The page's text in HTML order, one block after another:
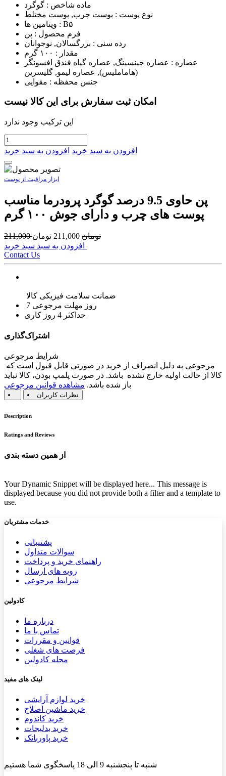
ماده شاخص : گوگرد
نوع پوست : پوست چرب, پوست مختلط
ویتامین ها : B۵
فرم محصول : پن
رده سنی : بزرگسالان, نوجوانان
مقدار : ۱۰۰ گرم
عصاره : عصاره جینسینگ, عصاره گیاه فندق افسونگر
(هاماملیس), عصاره لیمو, گلیسرین
جنس محفظه : مقوایی
امکان ثبت سفارش برای این کالا نیست
این ترکیب وجود ندارد
افزودن به سبد خرید افزودن به سبد خرید
ابزار مراقبت از پوست
پن حاوی 9.5 درصد گوگرد پرودرما مناسب
پوست های چرب و دارای جوش ۱۰۰ گرم
211,000 تومان 211,000 تومان
Contact Us
ضمانت سلامت فیزیکی کالا
7 روز مهلت مرجوعی
حداکثر 4 روز کاری
اشتراک‌گذاری
شرایط مرجوعی
کالا از حالت اولیه خارج نشده باشد. در صورت پلمپ بودن، کالا نباید
باز شده باشد. مشاهده قوانین مرجوعی
نظرات کاربران
Description
Ratings and Reviews
از همین دسته بندی
Your Dynamic Snippet will be displayed here... This message is
displayed because you did not provide both a filter and a template to
use.
خدمات مشتریان
پشتیب​​انی
سوالات متداول
راهنمای خرید و پرداخت
رویه های ارسال
شرایط مرجوعی
کادولین
درباره ما
تماس با ما
قوانین و مقررات
فرصت های شغلی
مجله کادولین
لینک های مفید
خرید لوازم آرایشی
خرید ماشین اصلاح
خرید کاندوم
خرید بدلیجات
خرید پاوربانک
شنبه تا پنجشنبه 9 الی 18 پاسخگوی شما هستیم